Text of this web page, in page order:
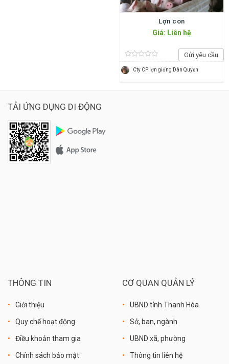
Lợn con
Giá: Liên hệ
Gửi yêu cầu
Cty CP lợn giống Dân Quyền
TẢI ỨNG DỤNG DI ĐỘNG
THÔNG TIN
Giới thiệu
Quy chế hoạt động
Điều khoản tham gia
Chính sách bảo mật
CƠ QUAN QUẢN LÝ
UBND tỉnh Thanh Hóa
Sở, ban, ngành
UBND xã, phường
Thông tin liên hệ